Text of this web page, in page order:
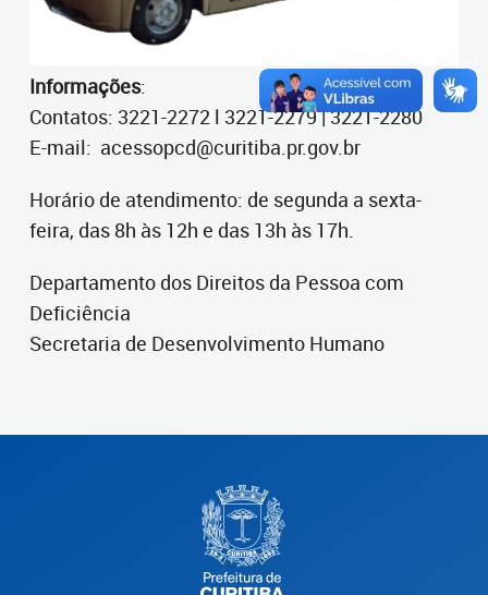
Informações:
Contatos: 3221-2272 l 3221-2279 | 3221-2280
E-mail: acessopcd@curitiba.pr.gov.br
Horário de atendimento: de segunda a sexta-
feira, das 8h às 12h e das 13h às 17h.
Departamento dos Direitos da Pessoa com
Deficiência
Secretaria de Desenvolvimento Humano